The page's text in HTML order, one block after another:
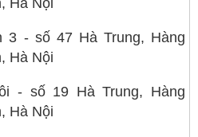
Hà Nội
3 - số 47 Hà Trung, Hàng
Hà Nội
- số 19 Hà Trung, Hàng
Hà Nội